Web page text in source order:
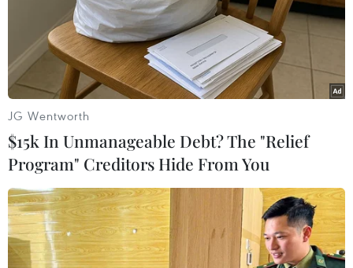
Theo dõi VietnamPlus
TIN LIÊN QUAN
JG Wentworth
$15k In Unmanageable Debt? The "Relief
Program" Creditors Hide From You